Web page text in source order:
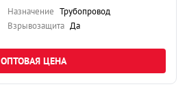
Назначение Трубопровод
Взрывозащита Да
ОПТОВАЯ ЦЕНА